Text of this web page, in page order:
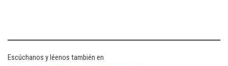
Escúchanos y léenos también en